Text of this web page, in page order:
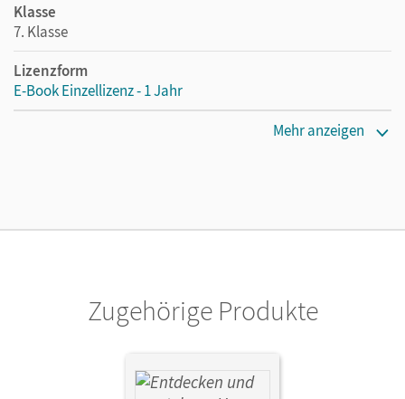
Klasse
7. Klasse
Lizenzform
E-Book Einzellizenz - 1 Jahr
Privatpersonen, die nur mit dem E-Book arbeiten.
Bruchertseifer, Heike; Gruner-Basel, Carola; Englhardt,
Mehr anzeigen
Zugehörige Produkte